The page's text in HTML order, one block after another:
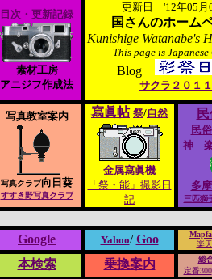
目次・更新記録
素材工房
アニジフ作成法
更新日 '12年05月
国さんのホーム
Kunishige Watanabe's
This page is Japanese
Blog
サクラ２０１１
写真教室案内
写真クラブ向日葵
すすき野写真クラブ
寫眞帖 祭/自然
金属寫眞機
「祭・能」撮影日
記
民
神
多
三匹獅
Google Yahoo/Goo
楽天
本検索 乗換案内
総
定番300